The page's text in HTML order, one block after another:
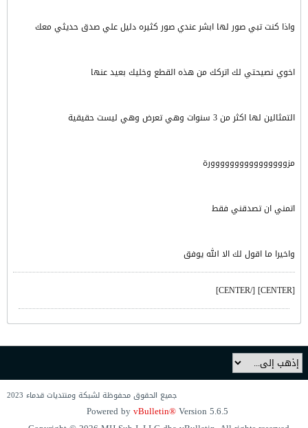
واذا كنت تبي صور لها ابشر عندي صور كثيره دليل علي صدق حديثي معك
اخوي نصيحتي لك اتركك من هذه القطع وخليك بعيد عنها
التمثالين لها اكثر من 3 سنوات وهي تعرض وهي ليست حقيقية
مزوووووووووووووووورة
اتمني ان تصدقني فقط
واخيرا ما اقول لك الا الله يوفق
[CENTER] [/CENTER]
جميع الحقوق محفوظة لشبكة ومنتديات قدماء 2023
Powered byvBulletin®Version 5.6.5